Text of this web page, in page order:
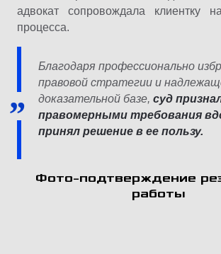
адвокат сопровождала клиентку
процесса.
Благодаря профессионально
правовой стратегии и
доказательной базе, суд
правомерными требования
принял решение в ее пользу.
Фото-подтверждение
работы